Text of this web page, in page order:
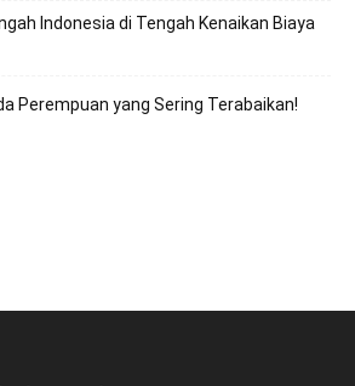
Indonesia di Tengah Kenaikan Biaya
Perempuan yang Sering Terabaikan!